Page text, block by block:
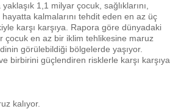
1,1 milyar çocuk, sağlıklarını,
kalmalarını tehdit eden en az üç
karşı karşıya. Rapora göre dünyadaki
çocuk en az bir iklim tehlikesine maruz
görülebildiği bölgelerde yaşıyor.
birbirini güçlendiren risklerle karşı karşıya
kalıyor.